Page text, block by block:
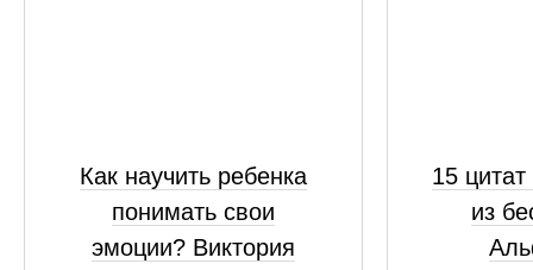
Как научить ребенка
понимать свои
эмоции? Виктория
15
из